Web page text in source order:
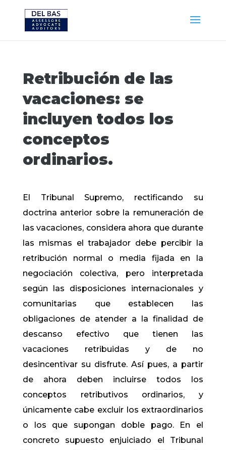
Retribución de las
vacaciones: se
incluyen todos los
conceptos
ordinarios.
El Tribunal Supremo, rectificando su
doctrina anterior sobre la remuneración de
las vacaciones, considera ahora que durante
las mismas el trabajador debe percibir la
retribución normal o media fijada en la
negociación colectiva, pero interpretada
según las disposiciones internacionales y
comunitarias que establecen las
obligaciones de atender a la finalidad de
descanso efectivo que tienen las
vacaciones retribuidas y de no
desincentivar su disfrute. Así pues, a partir
de ahora deben incluirse todos los
conceptos retributivos ordinarios, y
únicamente cabe excluir los extraordinarios
o los que supongan doble pago. En el
concreto supuesto enjuiciado el Tribunal